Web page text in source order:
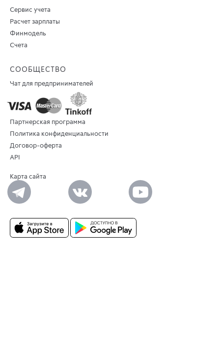
Сервис учета
Расчет зарплаты
Финмодель
Счета
СООБЩЕСТВО
Чат для предпринимателей
Партнерская программа
Политика конфиденциальности
Договор-оферта
API
Карта сайта